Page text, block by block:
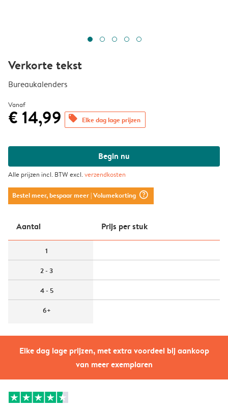
Elke dag lage prijzen, met extra voordeel bij aankoop
van meer exemplaren
Verkorte tekst
Bureaukalenders
Vanaf
€ 14,99 offers Elke dag lage prijzen
Begin nu
Alle prijzen incl. BTW excl.verzendkosten
Bestel meer, bespaar meer| Volumekorting question_mark_circle
Aantal Prijs per stuk
1
2 - 3
4 - 5
6+